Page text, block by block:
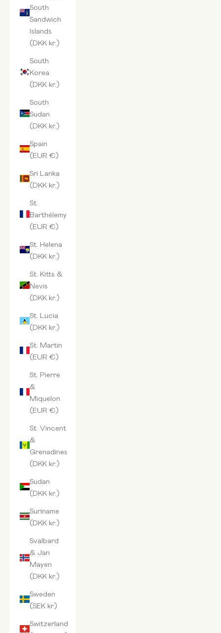
South
Sandwich
Islands
(DKK kr.)
South
Korea
(DKK kr.)
South
Sudan
(DKK kr.)
Spain
(EUR €)
Sri Lanka
(DKK kr.)
St.
Barthélemy
(EUR €)
St. Helena
(DKK kr.)
St. Kitts &
Nevis
(DKK kr.)
St. Lucia
(DKK kr.)
St. Martin
(EUR €)
St. Pierre
&
Miquelon
(EUR €)
St. Vincent
&
Grenadines
(DKK kr.)
Sudan
(DKK kr.)
Suriname
(DKK kr.)
Svalbard
& Jan
Mayen
(DKK kr.)
Sweden
(SEK kr)
Switzerland